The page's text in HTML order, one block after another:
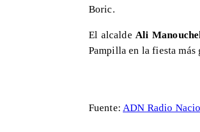
Boric.
El alcaldeAli
Pampilla en la fiesta más
Fuente: ADN Radio